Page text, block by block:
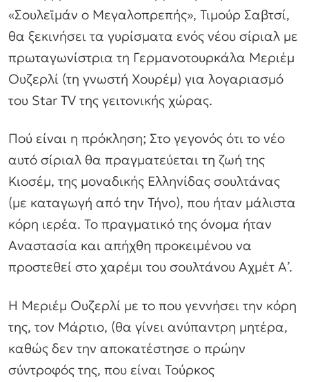
«Σουλεϊμάν ο Μεγαλοπρεπής», Τιμούρ Σαβτσί,
θα ξεκινήσει τα γυρίσματα ενός νέου σίριαλ με
πρωταγωνίστρια τη Γερμανοτουρκάλα Μεριέμ
Ουζερλί (τη γνωστή Χουρέμ) για λογαριασμό
του Star TV της γειτονικής χώρας.
Πού είναι η πρόκληση; Στο γεγονός ότι το νέο
αυτό σίριαλ θα πραγματεύεται τη ζωή της
Κιοσέμ, της μοναδικής Ελληνίδας σουλτάνας
(με καταγωγή από την Τήνο), που ήταν μάλιστα
κόρη ιερέα. Το πραγματικό της όνομα ήταν
Αναστασία και απήχθη προκειμένου να
προστεθεί στο χαρέμι του σουλτάνου Αχμέτ Α’.
Η Μεριέμ Ουζερλί με το που γεννήσει την κόρη
της, τον Μάρτιο, (θα γίνει ανύπαντρη μητέρα,
καθώς δεν την αποκατέστησε ο πρώην
σύντροφός της, που είναι Τούρκος